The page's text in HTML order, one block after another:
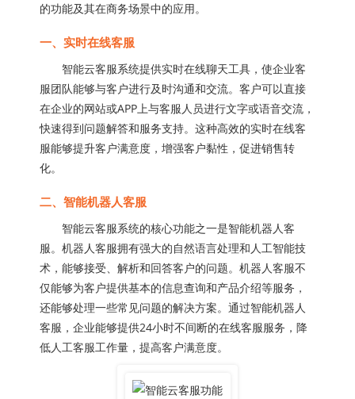
的功能及其在商务场景中的应用。
一、实时在线客服
智能云客服系统提供实时在线聊天工具，使企业客
服团队能够与客户进行及时沟通和交流。客户可以直接
在企业的网站或APP上与客服人员进行文字或语音交流，
快速得到问题解答和服务支持。这种高效的实时在线客
服能够提升客户满意度，增强客户黏性，促进销售转
化。
二、智能机器人客服
智能云客服系统的核心功能之一是智能机器人客
服。机器人客服拥有强大的自然语言处理和人工智能技
术，能够接受、解析和回答客户的问题。机器人客服不
仅能够为客户提供基本的信息查询和产品介绍等服务，
还能够处理一些常见问题的解决方案。通过智能机器人
客服，企业能够提供24小时不间断的在线客服服务，降
低人工客服工作量，提高客户满意度。